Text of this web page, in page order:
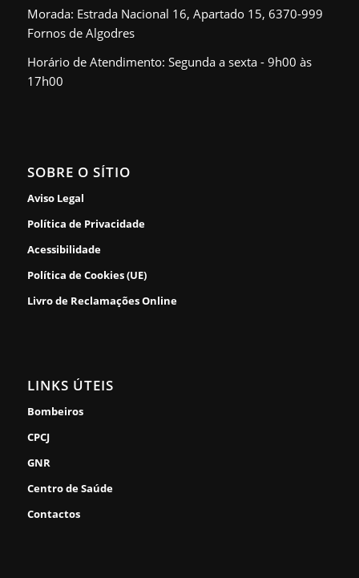
Morada: Estrada Nacional 16, Apartado 15, 6370-999
Fornos de Algodres
Horário de Atendimento: Segunda a sexta - 9h00 às
17h00
SOBRE O SÍTIO
Aviso Legal
Política de Privacidade
Acessibilidade
Política de Cookies (UE)
Livro de Reclamações Online
LINKS ÚTEIS
Bombeiros
CPCJ
GNR
Centro de Saúde
Contactos